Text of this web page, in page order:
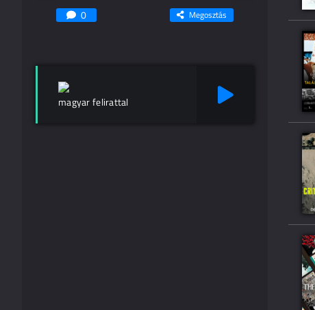
0 Megosztás
magyar felirattal